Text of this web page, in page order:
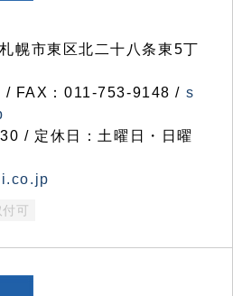
市東区北二十八条東5丁
FAX：011-753-9148 / s
/ 定休日：土曜日・日曜
付可